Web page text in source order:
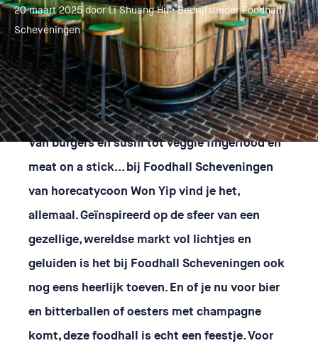
20 maart 2025 door Li Shuang Hu • Bedrijfsleider Foodhall
Scheveningen
Van burgers en sushi tot veggie fingerfood en
meat on a stick… bij Foodhall Scheveningen
van horecatycoon Won Yip vind je het,
allemaal. Geïnspireerd op de sfeer van een
gezellige, wereldse markt vol lichtjes en
geluiden is het bij Foodhall Scheveningen ook
nog eens heerlijk toeven. En of je nu voor bier
en bitterballen of oesters met champagne
komt, deze foodhall is echt een feestje. Voor